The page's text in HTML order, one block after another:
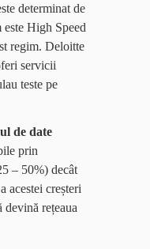
determinat de
High Speed
regim. Deloitte
servicii
teste pe
de date
prin
– 50%) decât
acestei creșteri
rețeaua